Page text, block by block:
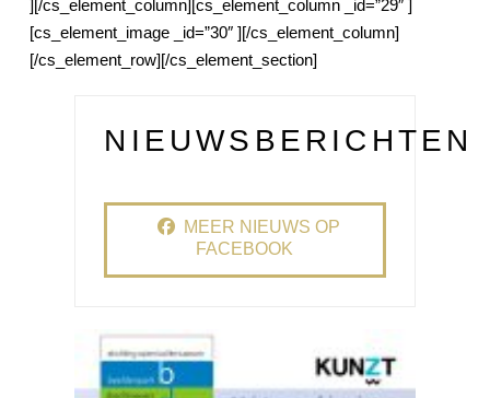
][/cs_element_column][cs_element_column _id=”29″ ]
[cs_element_image _id=”30″ ][/cs_element_column]
[/cs_element_row][/cs_element_section]
NIEUWSBERICHTEN
MEER NIEUWS OP
FACEBOOK